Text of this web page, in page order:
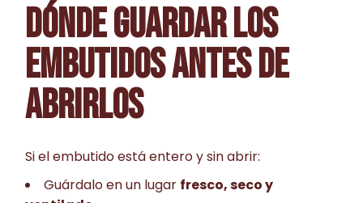
DÓNDE GUARDAR LOS
EMBUTIDOS ANTES DE
ABRIRLOS
Si el embutido está entero y sin abrir:
Guárdalo en un lugar fresco, seco y